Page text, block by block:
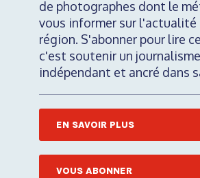
de photographes dont le
vous informer sur l'actualité
région. S'abonner pour lire
c'est soutenir un journalisme
indépendant et ancré dans
EN SAVOIR PLUS
VOUS ABONNER